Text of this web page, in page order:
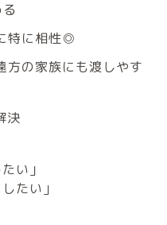
特に相性◎
方の家族にも渡しやす
決
い」
たい」